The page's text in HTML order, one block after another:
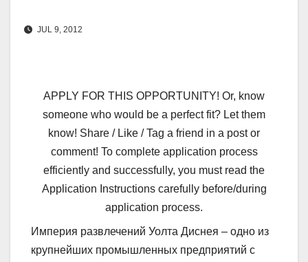
JUL 9, 2012
APPLY FOR THIS OPPORTUNITY! Or, know
someone who would be a perfect fit? Let them
know! Share / Like / Tag a friend in a post or
comment! To complete application process
efficiently and successfully, you must read the
Application Instructions carefully before/during
application process.
Империя развлечений Уолта Диснея – одно из
крупнейших промышленных предприятий с